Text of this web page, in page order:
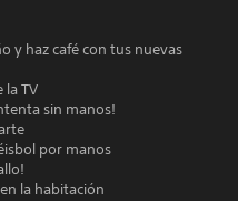
y haz café con tus nuevas
la TV
sin manos!
por manos
la habitación